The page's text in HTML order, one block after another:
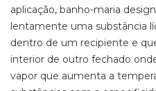
aplicação, banho-maria
lentamente uma substância
dentro de um recipiente e
interior de outro fechado
vapor que aumenta a